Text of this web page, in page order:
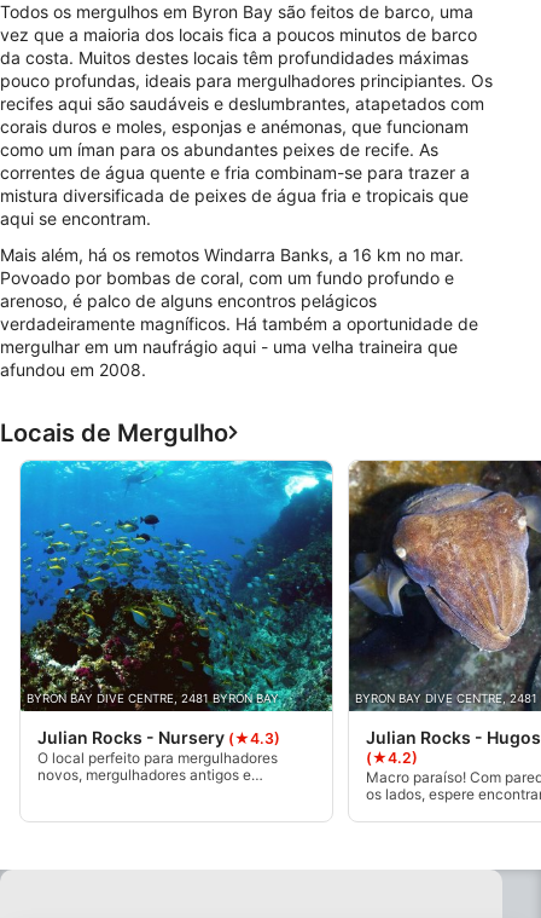
Todos os mergulhos em Byron Bay são feitos de barco, uma
vez que a maioria dos locais fica a poucos minutos de barco
da costa. Muitos destes locais têm profundidades máximas
pouco profundas, ideais para mergulhadores principiantes. Os
recifes aqui são saudáveis e deslumbrantes, atapetados com
corais duros e moles, esponjas e anémonas, que funcionam
como um íman para os abundantes peixes de recife. As
correntes de água quente e fria combinam-se para trazer a
mistura diversificada de peixes de água fria e tropicais que
aqui se encontram.
Mais além, há os remotos Windarra Banks, a 16 km no mar.
Povoado por bombas de coral, com um fundo profundo e
arenoso, é palco de alguns encontros pelágicos
verdadeiramente magníficos. Há também a oportunidade de
mergulhar em um naufrágio aqui - uma velha traineira que
afundou em 2008.
Locais de Mergulho
BYRON BAY DIVE CENTRE, 2481 BYRON BAY
Julian Rocks - Nursery (★4.3)
O local perfeito para mergulhadores
novos, mergulhadores antigos e
de mergulho muito popular.
BYRON BAY DIVE CENTRE, 2481
Julian Rocks -
(★4.2)
Macro paraíso! Com
os lados, espere
criaturas como